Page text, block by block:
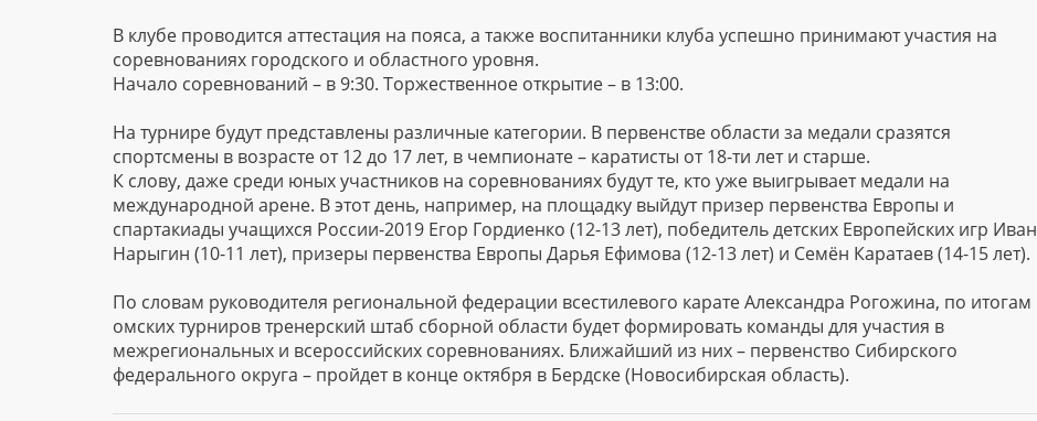
В клубе проводится аттестация на пояса, а также воспитанники клуба успешно принимают участия на
соревнованиях городского и областного уровня.
Начало соревнований – в 9:30. Торжественное открытие – в 13:00.
На турнире будут представлены различные категории. В первенстве области за медали сразятся
спортсмены в возрасте от 12 до 17 лет, в чемпионате – каратисты от 18-ти лет и старше.
К слову, даже среди юных участников на соревнованиях будут те, кто уже выигрывает медали на
международной арене. В этот день, например, на площадку выйдут призер первенства Европы и
спартакиады учащихся России-2019 Егор Гордиенко (12-13 лет), победитель детских Европейских игр Иван
Нарыгин (10-11 лет), призеры первенства Европы Дарья Ефимова (12-13 лет) и Семён Каратаев (14-15 лет).
По словам руководителя региональной федерации всестилевого карате Александра Рогожина, по итогам
омских турниров тренерский штаб сборной области будет формировать команды для участия в
межрегиональных и всероссийских соревнованиях. Ближайший из них – первенство Сибирского
федерального округа – пройдет в конце октября в Бердске (Новосибирская область).